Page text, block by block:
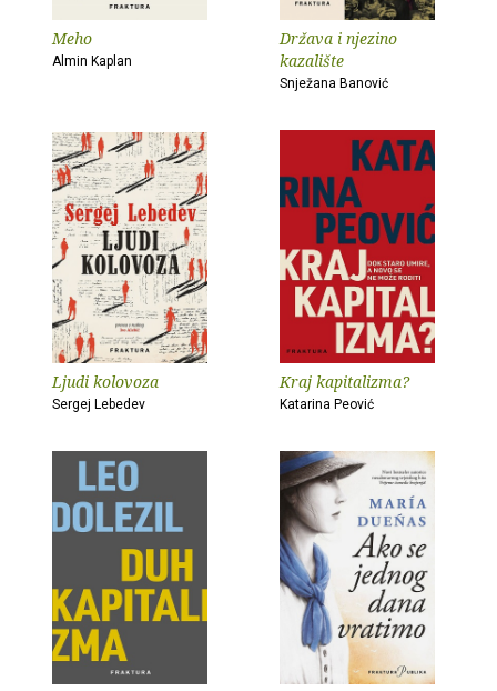
Meho
Almin Kaplan
Država i njezino
kazalište
Snježana Banović
Ljudi kolovoza
Sergej Lebedev
Kraj kapitalizma?
Katarina Peović